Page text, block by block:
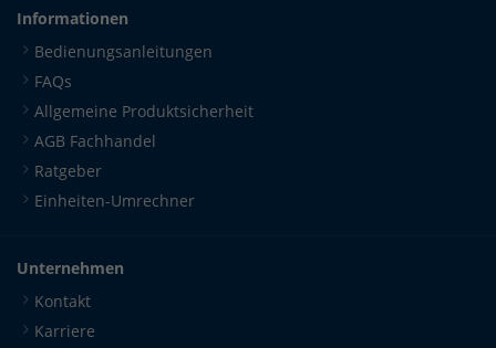
Informationen
Bedienungsanleitungen
FAQs
Allgemeine Produktsicherheit
AGB Fachhandel
Ratgeber
Einheiten-Umrechner
Unternehmen
Kontakt
Karriere